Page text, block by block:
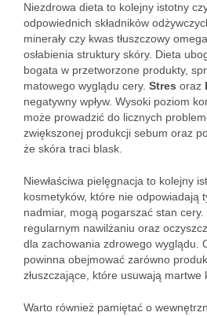
Niezdrowa dieta to kolejny istotny
odpowiednich składników
minerały czy kwas tłuszczowy
osłabienia struktury skóry. Dieta
bogata w przetworzone produkty,
matowego wyglądu cery. Stres oraz
negatywny wpływ. Wysoki poziom
może prowadzić do licznych
zwiększonej produkcji sebum oraz
że skóra traci blask.
Niewłaściwa pielęgnacja to kolejny
kosmetyków, które nie odpowiadają
nadmiar, mogą pogarszać stan
regularnym nawilżaniu oraz
dla zachowania zdrowego wyglądu.
powinna obejmować zarówno
złuszczające, które usuwają martwe
Warto również pamiętać o